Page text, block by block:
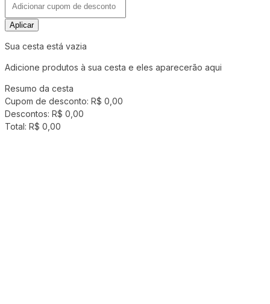
Aplicar
Sua cesta está vazia
Adicione produtos à sua cesta e eles aparecerão aqui
Resumo da cesta
Cupom de desconto: R$ 0,00
Descontos: R$ 0,00
Total: R$ 0,00